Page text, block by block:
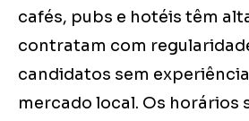
cafés, pubs e hotéis têm
contratam com
candidatos sem
mercado local. Os horários